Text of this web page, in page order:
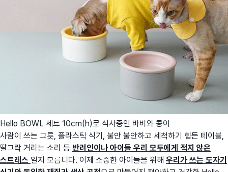
Hello BOWL 세트 10cm(h)로 식사중인 바비와 콩이
사람이 쓰는 그릇, 플라스틱 식기, 불안 불안하고 세척하기 힘든 테이블,
딸그락 거리는 소리 등 반려인이나 아이들 우리 모두에게 적지 않은
스트레스 일지 모릅니다. 이제 소중한 아이들을 위해 우리가 쓰는 도자기